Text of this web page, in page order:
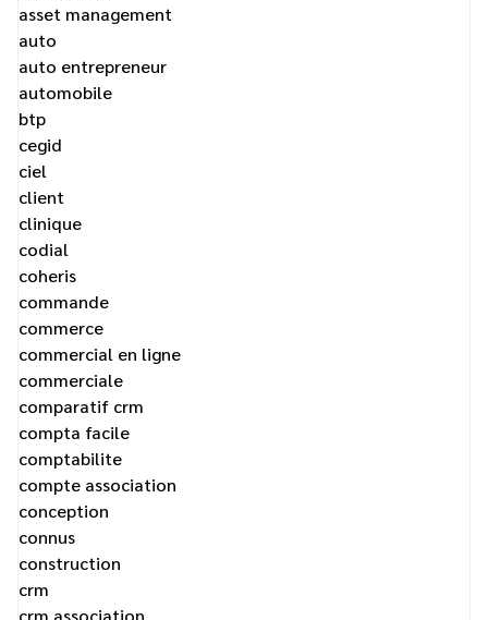
asset management
auto
auto entrepreneur
automobile
btp
cegid
ciel
client
clinique
codial
coheris
commande
commerce
commercial en ligne
commerciale
comparatif crm
compta facile
comptabilite
compte association
conception
connus
construction
crm
crm association